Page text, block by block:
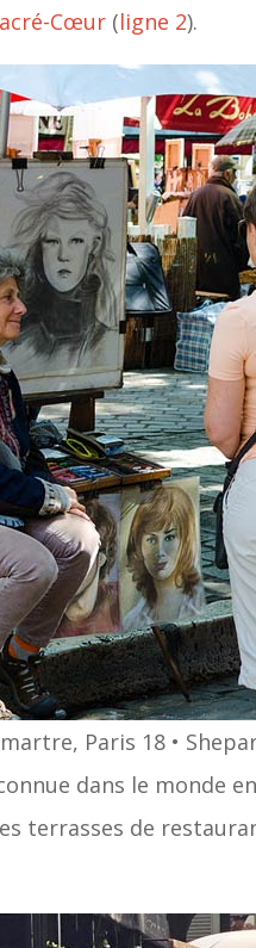
Cœur (ligne 2).
Paris 18 •
dans le monde
terrasses de